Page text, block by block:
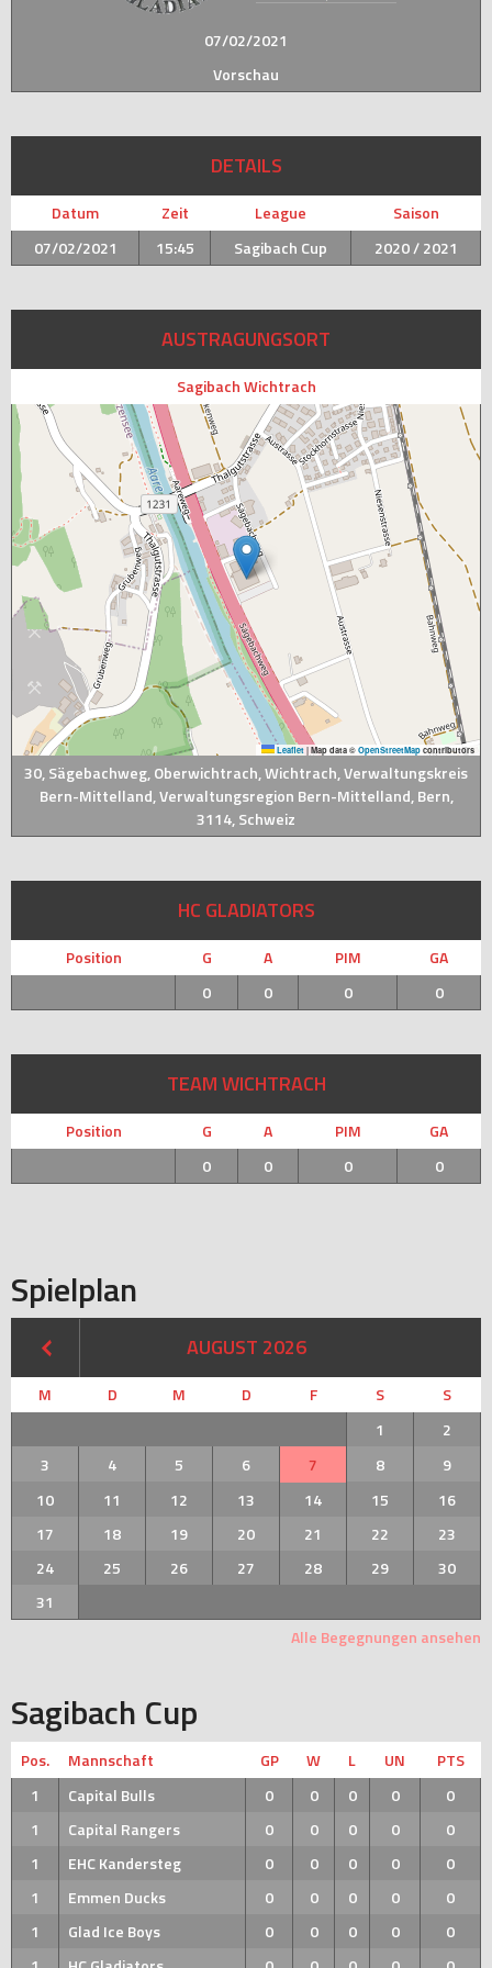
07/02/2021
Vorschau
DETAILS
Datum Zeit League
Saison
07/02/2021
15:45 Sagibach Cup 2020 / 2021
AUSTRAGUNGSORT
Sagibach Wichtrach
Leaflet | Map data © OpenStreetMap contributors
30, Sägebachweg, Oberwichtrach, Wichtrach, Verwaltungskreis
Bern-Mittelland, Verwaltungsregion Bern-Mittelland, Bern,
3114, Schweiz
HC GLADIATORS
Position G A PIM
GA
0
0 0 0
TEAM WICHTRACH
Position G A PIM
GA
0
0 0 0
Spielplan
AUGUST 2026
M D M D F S
S
1
2
3
4 5 6 7 8
9
10
11 12 13 14 15
16
17
18 19 20 21 22
23
24
25 26 27 28 29
30
31
Alle Begegnungen ansehen
Sagibach Cup
Pos. Mannschaft GP W L UN
PTS
1
Capital Bulls 0 0 0 0
0
1
Capital Rangers 0 0 0 0
0
1
EHC Kandersteg 0 0 0 0
0
1
Emmen Ducks 0 0 0 0
0
1
Glad Ice Boys 0 0 0 0
0